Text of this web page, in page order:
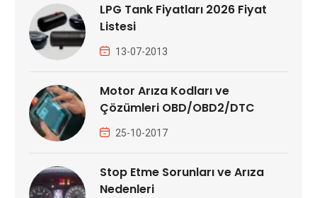
LPG Tank Fiyatları 2026 Fiyat
Listesi
13-07-2013
Motor Arıza Kodları ve
Çözümleri OBD/OBD2/DTC
25-10-2017
Stop Etme Sorunları ve Arıza
Nedenleri